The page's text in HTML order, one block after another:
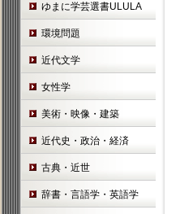
ゆまに学芸選書ULULA
環境問題
近代文学
女性学
美術・映像・建築
近代史・政治・経済
古典・近世
辞書・言語学・英語学